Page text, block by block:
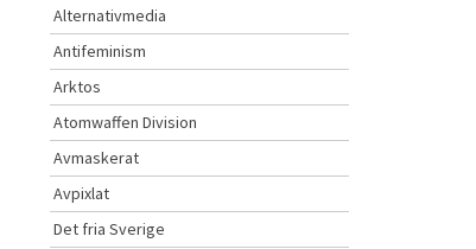
Alternativmedia
Antifeminism
Arktos
Atomwaffen Division
Avmaskerat
Avpixlat
Det fria Sverige